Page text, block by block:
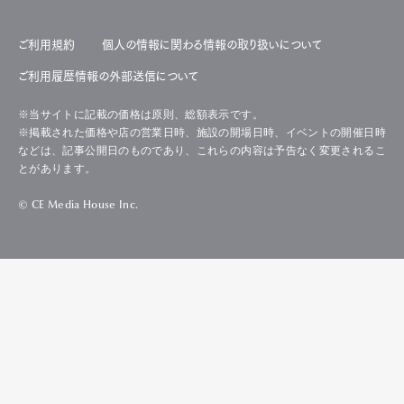
ご利用規約 個人の情報に関わる情報の取り扱いについて
ご利用履歴情報の外部送信について
※当サイトに記載の価格は原則、総額表示です。
※掲載された価格や店の営業日時、施設の開場日時、イベントの開催日時
などは、記事公開日のものであり、これらの内容は予告なく変更されるこ
とがあります。
© CE Media House Inc.